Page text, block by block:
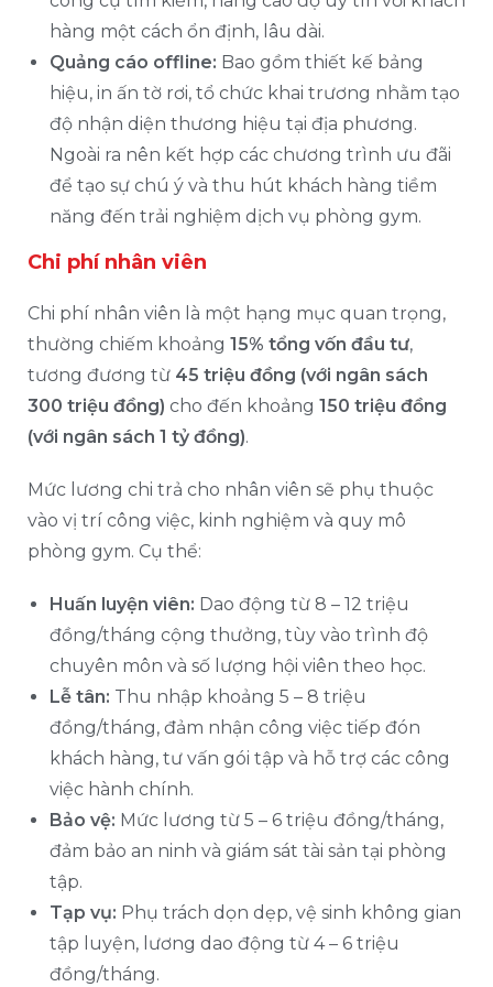
hàng một cách ổn định, lâu dài.
Quảng cáo offline: Bao gồm thiết kế bảng
hiệu, in ấn tờ rơi, tổ chức khai trương nhằm tạo
độ nhận diện thương hiệu tại địa phương.
Ngoài ra nên kết hợp các chương trình ưu đãi
để tạo sự chú ý và thu hút khách hàng tiềm
năng đến trải nghiệm dịch vụ phòng gym.
Chi phí nhân viên
Chi phí nhân viên là một hạng mục quan trọng,
thường chiếm khoảng 15% tổng vốn đầu tư,
tương đương từ 45 triệu đồng (với ngân sách
300 triệu đồng) cho đến khoảng 150 triệu đồng
(với ngân sách 1 tỷ đồng).
Mức lương chi trả cho nhân viên sẽ phụ thuộc
vào vị trí công việc, kinh nghiệm và quy mô
phòng gym. Cụ thể:
Huấn luyện viên: Dao động từ 8 – 12 triệu
đồng/tháng cộng thưởng, tùy vào trình độ
chuyên môn và số lượng hội viên theo học.
Lễ tân: Thu nhập khoảng 5 – 8 triệu
đồng/tháng, đảm nhận công việc tiếp đón
khách hàng, tư vấn gói tập và hỗ trợ các công
việc hành chính.
Bảo vệ: Mức lương từ 5 – 6 triệu đồng/tháng,
đảm bảo an ninh và giám sát tài sản tại phòng
tập.
Tạp vụ: Phụ trách dọn dẹp, vệ sinh không gian
tập luyện, lương dao động từ 4 – 6 triệu
đồng/tháng.